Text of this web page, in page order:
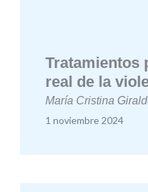
Tratamientos
real de la
María Cristina
1 noviembre 2024